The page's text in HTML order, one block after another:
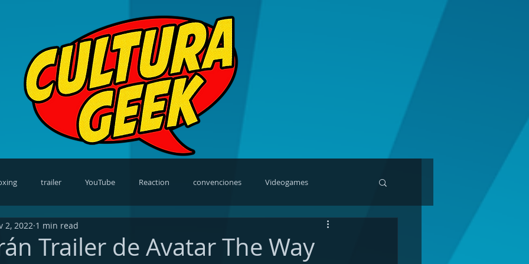
trailer YouTube Reaction convenciones Videogames
video games
Trailer de Avatar The Way
2, 2022 1 min read